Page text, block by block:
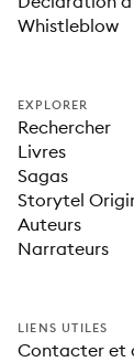
Whistleblow
EXPLORER
Rechercher
Livres
Sagas
Storytel
Auteurs
Narrateurs
LIENS UTILES
Contacter et